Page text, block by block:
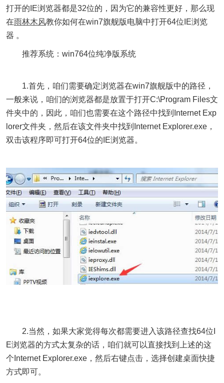
打开的IE浏览器都是32位的，因为它的兼容性更好，那么现
在雨林木风教你如何在win7旗舰版电脑中打开64位IE浏览
器 。
推荐系统：win764位纯净版系统
1.首先，咱们需要确定浏览器在win7旗舰版中的路径，
一般来说，咱们的浏览器都是放置于打开C:\Program Files文
件夹中的，因此，咱们也需要在这个路径中找到Internet Exp
lorer文件夹，然后在该文件夹中找到Internet Explorer.exe，
双击该程序即可打开64位的IE浏览器。
2.当然，如果大家觉得每次都需要进入该路径查找64位I
E浏览器的方式太复杂的话，咱们就可以直接找到上述的这
个Internet Explorer.exe，然后右键点击，选择创建桌面快捷
方式即可。